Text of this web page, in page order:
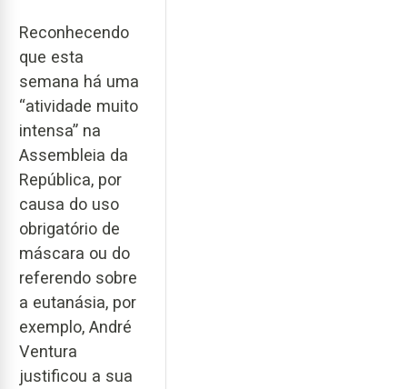
Reconhecendo
que esta
semana há uma
“atividade muito
intensa” na
Assembleia da
República, por
causa do uso
obrigatório de
máscara ou do
referendo sobre
a eutanásia, por
exemplo, André
Ventura
justificou a sua